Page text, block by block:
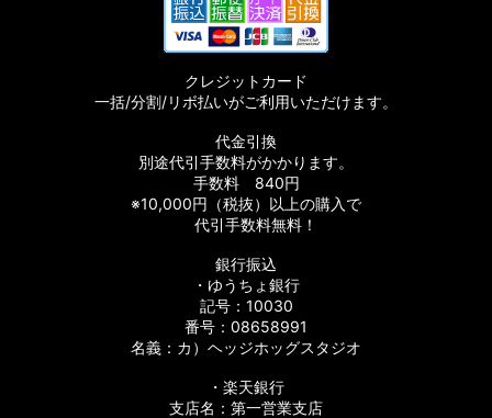
クレジットカード
一括/分割/リボ払いがご利用いただけます。
代金引換
別途代引手数料がかかります。
手数料 840円
※10,000円（税抜）以上の購入で
代引手数料無料！
銀行振込
・ゆうちょ銀行
記号：10030
番号：08658991
名義：カ）ヘッジホッグスタジオ
・楽天銀行
支店名：第一営業支店